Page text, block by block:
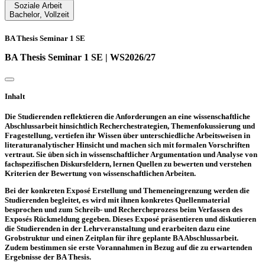
Soziale Arbeit
Bachelor, Vollzeit
BA Thesis Seminar 1 SE
BA Thesis Seminar 1 SE | WS2026/27
Inhalt
Die Studierenden reflektieren die Anforderungen an eine wissenschaftliche
Abschlussarbeit hinsichtlich Recherchestrategien, Themenfokussierung und
Fragestellung, vertiefen ihr Wissen über unterschiedliche Arbeitsweisen in
literaturanalytischer Hinsicht und machen sich mit formalen Vorschriften
vertraut. Sie üben sich in wissenschaftlicher Argumentation und Analyse von
fachspezifischen Diskursfeldern, lernen Quellen zu bewerten und verstehen
Kriterien der Bewertung von wissenschaftlichen Arbeiten.
Bei der konkreten Exposé Erstellung und Themeneingrenzung werden die
Studierenden begleitet, es wird mit ihnen konkretes Quellenmaterial
besprochen und zum Schreib- und Rechercheprozess beim Verfassen des
Exposés Rückmeldung gegeben. Dieses Exposé präsentieren und diskutieren
die Studierenden in der Lehrveranstaltung und erarbeiten dazu eine
Grobstruktur und einen Zeitplan für ihre geplante BA Abschlussarbeit.
Zudem bestimmen sie erste Vorannahmen in Bezug auf die zu erwartenden
Ergebnisse der BA Thesis.